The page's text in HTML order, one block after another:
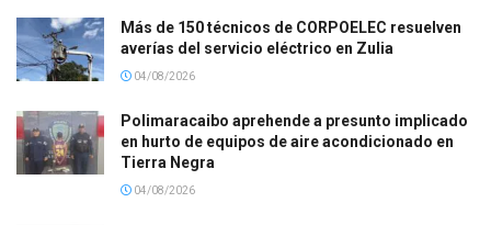
Más de 150 técnicos de CORPOELEC resuelven
averías del servicio eléctrico en Zulia
04/08/2026
Polimaracaibo aprehende a presunto implicado
en hurto de equipos de aire acondicionado en
Tierra Negra
04/08/2026